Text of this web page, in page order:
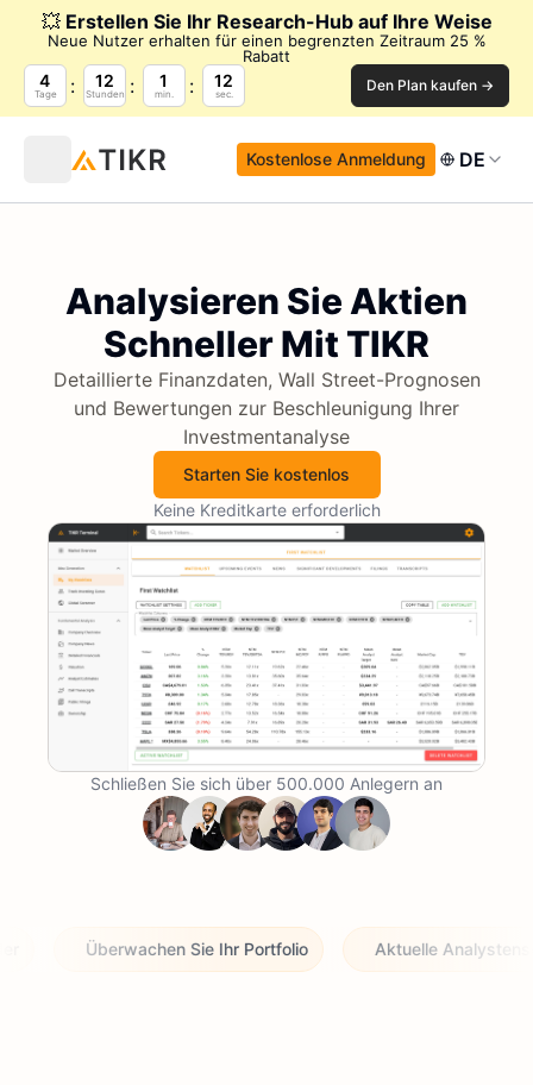
💥 Erstellen Sie Ihr Research-Hub auf Ihre Weise
Neue Nutzer erhalten für einen begrenzten Zeitraum 25 %
Rabatt
4
Tage
12
Stunden
1
min.
12
sec. Den Plan kaufen →
Kostenlose Anmeldung DE
Analysieren Sie Aktien
Schneller Mit TIKR
Detaillierte Finanzdaten, Wall Street-Prognosen
und Bewertungen zur Beschleunigung Ihrer
Investmentanalyse
Starten Sie kostenlos
Keine Kreditkarte erforderlich
Schließen Sie sich über 500.000 Anlegern an
Überwachen Sie Ihr Portfolio Aktuelle